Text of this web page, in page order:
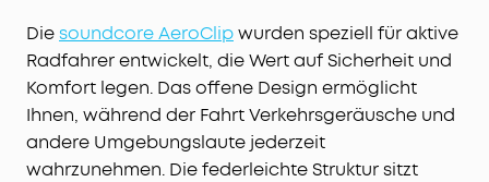
Diesoundcore AeroClipwurden speziell für aktive
Radfahrer entwickelt, die Wert auf Sicherheit und
Komfort legen. Das offene Design ermöglicht
Ihnen, während der Fahrt Verkehrsgeräusche und
andere Umgebungslaute jederzeit
wahrzunehmen. Die federleichte Struktur sitzt